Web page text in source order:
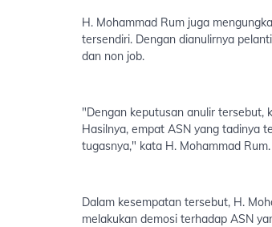
H. Mohammad Rum juga
tersendiri. Dengan dianulirnya
dan non job.
"Dengan keputusan anulir tersebut,
Hasilnya, empat ASN yang tadinya
tugasnya," kata H. Mohammad Rum.
Dalam kesempatan tersebut, H.
melakukan demosi terhadap ASN